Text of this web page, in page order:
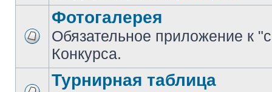
Фотогалерея
Обязательное приложение к
Конкурса.
Турнирная таблица